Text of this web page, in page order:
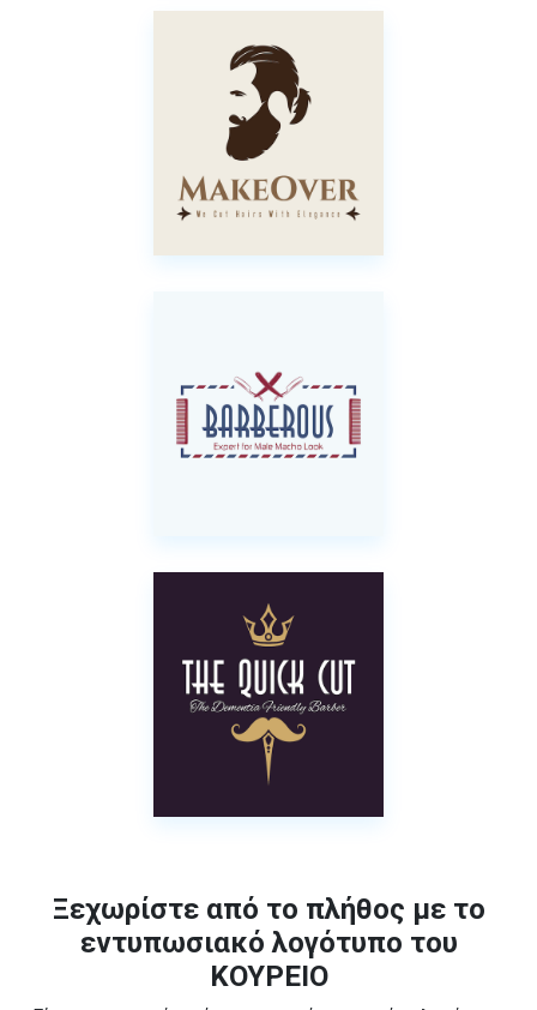
Ξεχωρίστε από το πλήθος με το
εντυπωσιακό λογότυπο του
ΚΟΥΡΕΙΟ